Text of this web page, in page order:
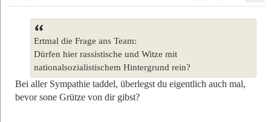
Ertmal die Frage ans Team:
Dürfen hier rassistische und Witze mit
nationalsozialistischem Hintergrund rein?
Bei aller Sympathie taddel, überlegst du eigentlich auch mal,
bevor sone Grütze von dir gibst?